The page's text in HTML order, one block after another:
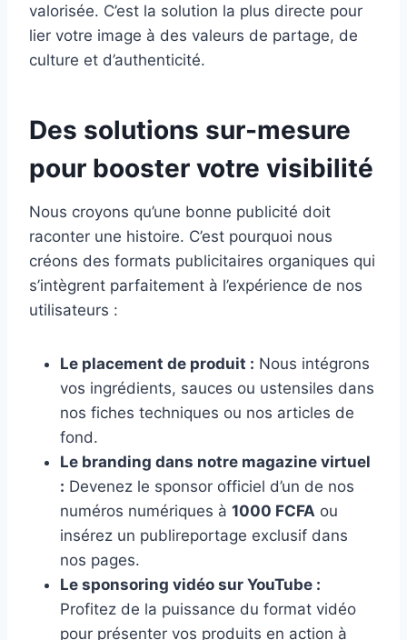
valorisée. C’est la solution la plus directe pour
lier votre image à des valeurs de partage, de
culture et d’authenticité.
Des solutions sur-mesure
pour booster votre visibilité
Nous croyons qu’une bonne publicité doit
raconter une histoire. C’est pourquoi nous
créons des formats publicitaires organiques qui
s’intègrent parfaitement à l’expérience de nos
utilisateurs :
Le placement de produit : Nous intégrons
vos ingrédients, sauces ou ustensiles dans
nos fiches techniques ou nos articles de
fond.
Le branding dans notre magazine virtuel
: Devenez le sponsor officiel d’un de nos
numéros numériques à 1000 FCFA ou
insérez un publireportage exclusif dans
nos pages.
Le sponsoring vidéo sur YouTube :
Profitez de la puissance du format vidéo
pour présenter vos produits en action à